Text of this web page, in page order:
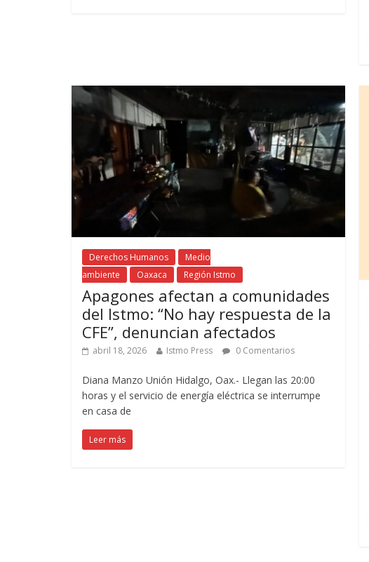
Derechos Humanos
Medio
ambiente
Oaxaca Región Istmo
Apagones afectan a comunidades
del Istmo: “No hay respuesta de la
CFE”, denuncian afectados
abril 18, 2026 Istmo Press 0 Comentarios
Diana Manzo Unión Hidalgo, Oax.- Llegan las 20:00
horas y el servicio de energía eléctrica se interrumpe
en casa de
Leer más